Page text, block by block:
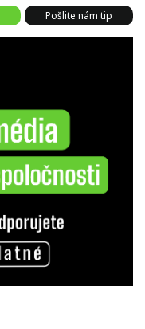
Pošlite nám tip